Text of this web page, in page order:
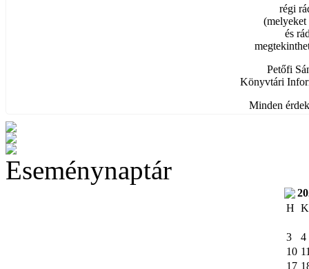
régi
és
Petőfi
Könyvtári
Minden
Eseménynaptár
H K
3
4
10
17